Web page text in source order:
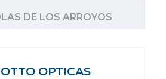
DE LOS ARROYOS
OPTICAS